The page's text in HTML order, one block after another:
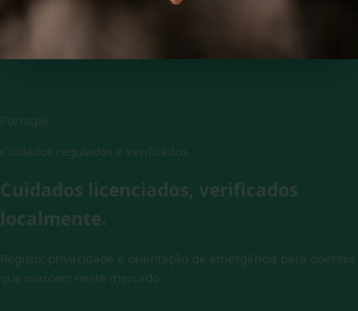
15 min
Portugal
Cuidados regulados e verificados
Cuidados licenciados, verificados
localmente.
Registo, privacidade e orientação de emergência para doentes
que marcam neste mercado.